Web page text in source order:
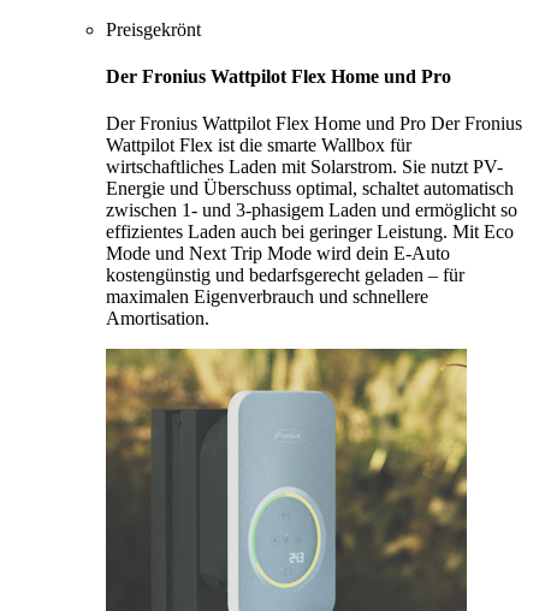
Preisgekrönt
Der Fronius Wattpilot Flex Home und Pro
Der Fronius Wattpilot Flex Home und Pro Der Fronius
Wattpilot Flex ist die smarte Wallbox für
wirtschaftliches Laden mit Solarstrom. Sie nutzt PV-
Energie und Überschuss optimal, schaltet automatisch
zwischen 1- und 3-phasigem Laden und ermöglicht so
effizientes Laden auch bei geringer Leistung. Mit Eco
Mode und Next Trip Mode wird dein E-Auto
kostengünstig und bedarfsgerecht geladen – für
maximalen Eigenverbrauch und schnellere
Amortisation.